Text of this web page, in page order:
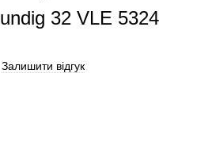
32 VLE 5324
Залишити відгук